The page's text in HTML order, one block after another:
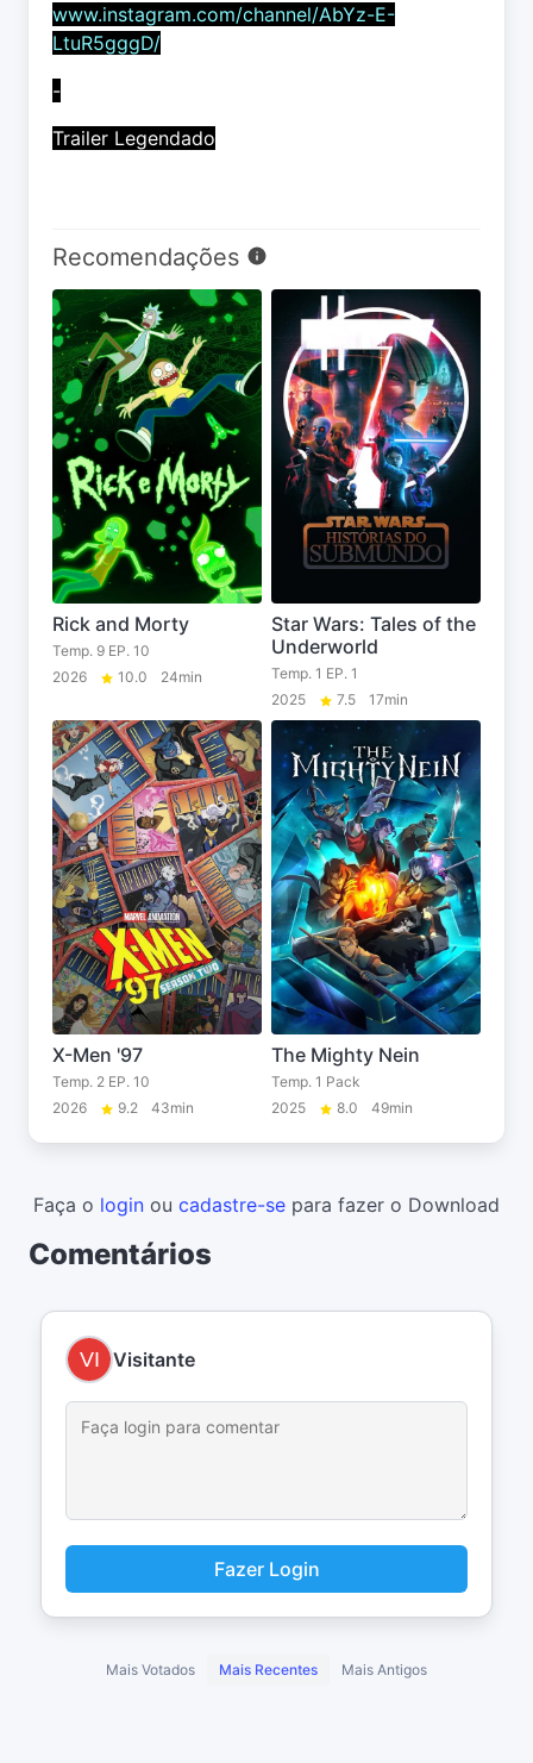
www.instagram.com/channel/AbYz-E-
LtuR5gggD/
-
Trailer Legendado
Recomendações
Rick and Morty
Temp. 9 EP. 10
2026
10.0 24min
Star Wars: Tales of the
Underworld
Temp. 1 EP. 1
2025
7.5 17min
X-Men '97
Temp. 2 EP. 10
2026
9.2 43min
The Mighty Nein
Temp. 1 Pack
2025
8.0 49min
Faça o login ou cadastre-se para fazer o Download
Comentários
Visitante
Fazer Login
Mais Votados Mais Recentes Mais Antigos